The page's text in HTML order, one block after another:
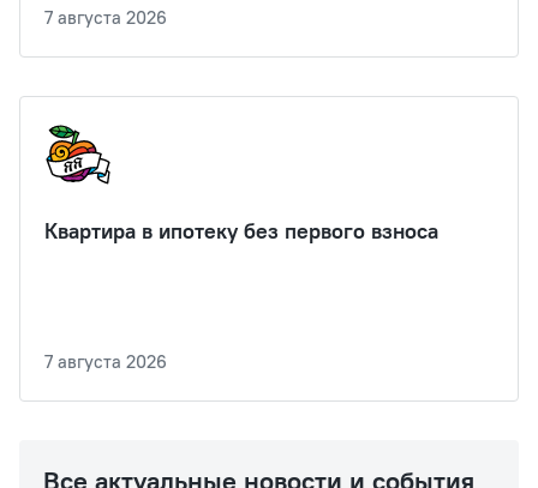
7 августа 2026
Квартира в ипотеку без первого взноса
7 августа 2026
Все актуальные новости и события